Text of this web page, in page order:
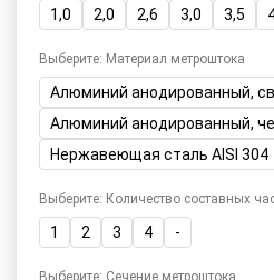
1,0 2,0 2,6 3,0 3,5
Выберите: Материал метроштока
Алюминий анодированный,
Алюминий анодированный,
Нержавеющая сталь AISI 304
Выберите: Количество составных
1 2 3 4 -